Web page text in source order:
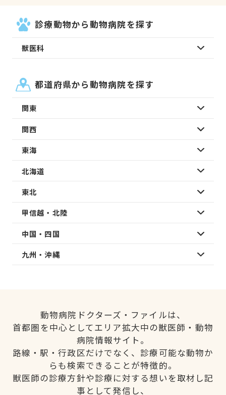
診療動物から動物病院を探す
獣医科
都道府県から動物病院を探す
関東
関西
東海
北海道
東北
甲信越・北陸
中国・四国
九州・沖縄
動物病院ドクターズ・ファイルは、
首都圏を中心としてエリア拡大中の獣医師・動物
病院情報サイト。
路線・駅・行政区だけでなく、診療可能な動物か
らも検索できることが特徴的。
獣医師の診療方針や診療に対する想いを取材し記
事として発信し、